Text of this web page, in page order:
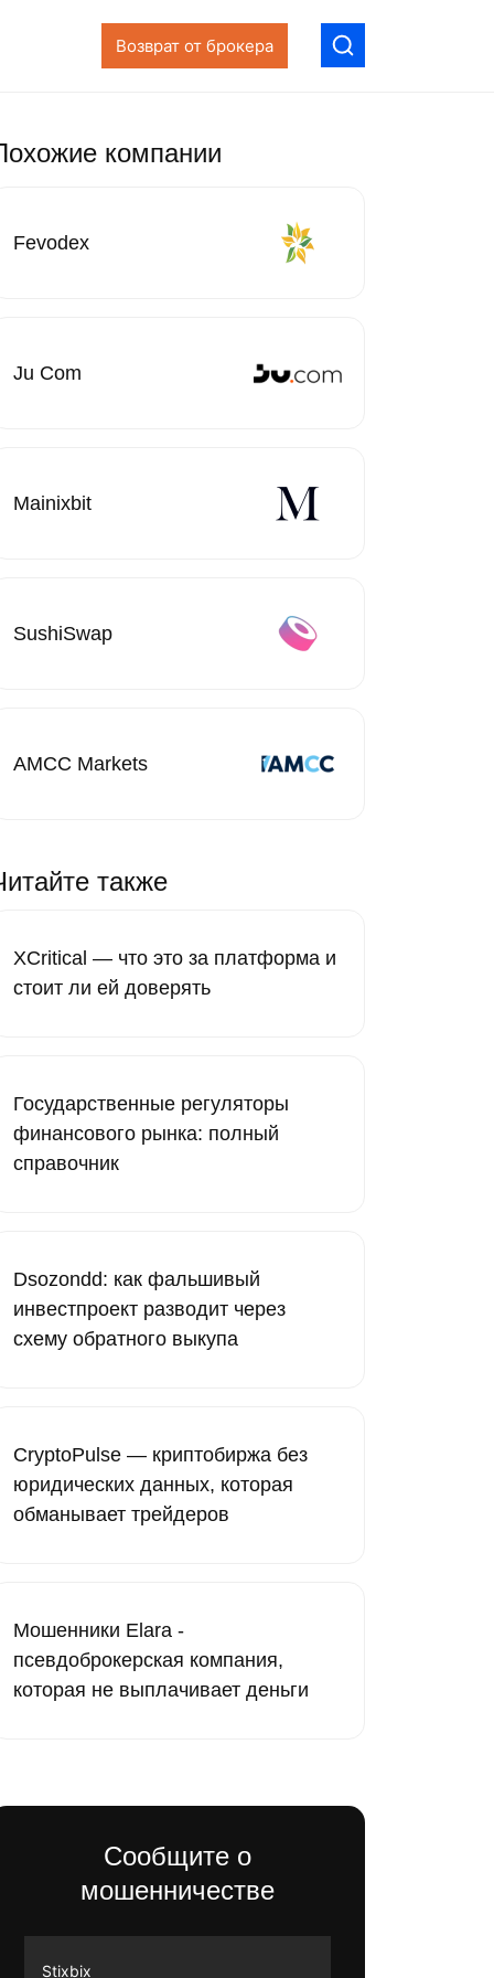
Возврат от брокера
компании
Fevodex
Ju Com
Mainixbit
SushiSwap
AMCC Markets
также
XCritical — что это за платформа и
стоит ли ей доверять
Государственные регуляторы
финансового рынка: полный
справочник
Dsozondd: как фальшивый
инвестпроект разводит через
схему обратного выкупа
CryptoPulse — криптобиржа без
юридических данных, которая
обманывает трейдеров
Мошенники Elara -
псевдоброкерская компания,
которая не выплачивает деньги
Сообщите о
мошенничестве